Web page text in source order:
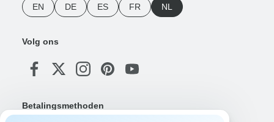
EN DE ES FR NL
Volg ons
Betalingsmethoden